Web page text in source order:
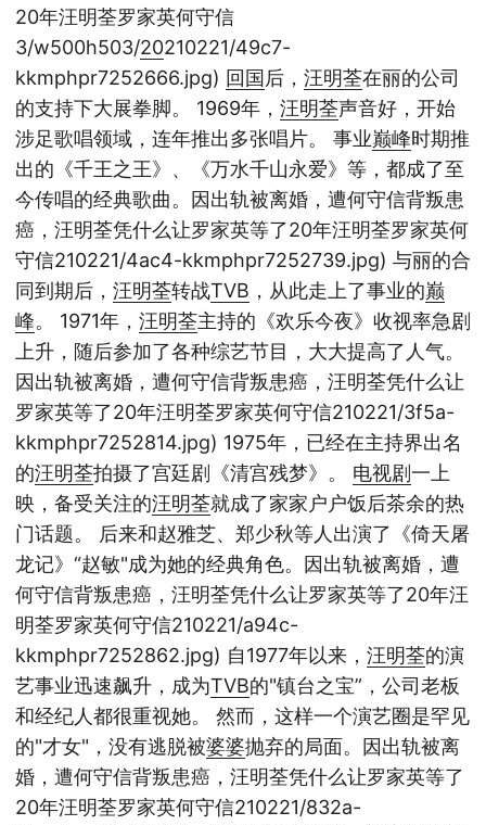
20年汪明荃罗家英何守信
3/w500h503/20210221/49c7-
kkmphpr7252666.jpg) 回国 后， 汪明荃在丽的公司
的支持下大展拳脚。 1969年， 汪明荃声音好，开始
涉足歌唱领域，连年推出多张唱片。 事业巅峰时期推
出的《千王之王》、《万水千山永爱》等，都成了至
今传唱的经典歌曲。因出轨被离婚，遭何守信背叛患
癌，汪明荃凭什么让罗家英等了20年汪明荃罗家英何
守信210221/4ac4-kkmphpr7252739.jpg) 与丽的合
同到期后， 汪明荃转战TVB ，从此走上了事业的巅
峰。 1971年， 汪明荃主持的《欢乐今夜》收视率急剧
上升，随后参加了各种综艺节目，大大提高了人气。
因出轨被离婚，遭何守信背叛患癌，汪明荃凭什么让
罗家英等了20年汪明荃罗家英何守信210221/3f5a-
kkmphpr7252814.jpg) 1975年，已经在主持界出名
的汪明荃拍摄了宫廷剧《清宫残梦》。 电视剧一上
映，备受关注的汪明荃就成了家家户户饭后茶余的热
门话题。 后来和赵雅芝、郑少秋等人出演了《倚天屠
龙记》“赵敏"成为她的经典角色。因出轨被离婚，遭
何守信背叛患癌，汪明荃凭什么让罗家英等了20年汪
明荃罗家英何守信210221/a94c-
kkmphpr7252862.jpg) 自1977年以来， 汪明荃的演
艺事业迅速飙升，成为TVB的"镇台之宝”，公司老板
和经纪人都很重视她。 然而，这样一个演艺圈是罕见
的"才女"，没有逃脱被婆婆抛弃的局面。因出轨被离
婚，遭何守信背叛患癌，汪明荃凭什么让罗家英等了
20年汪明荃罗家英何守信210221/832a-